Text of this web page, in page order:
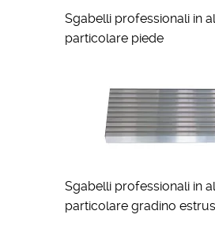
Sgabelli professionali in
particolare piede
Sgabelli professionali in
particolare gradino